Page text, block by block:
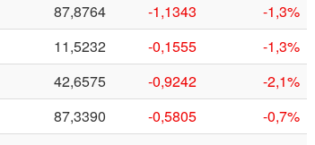
87,8764 -1,1343
-1,3%
11,5232 -0,1555
-1,3%
42,6575 -0,9242
-2,1%
87,3390 -0,5805
-0,7%